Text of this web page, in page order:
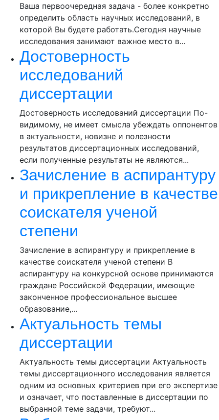
Ваша первоочередная задача - более конкретно
определить область научных исследований, в
которой Вы будете работать.Сегодня научные
исследования занимают важное место в...
Достоверность
исследований
диссертации
Достоверность исследований диссертации По-
видимому, не имеет смысла убеждать оппонентов
в актуальности, новизне и полезности
результатов диссертационных исследований,
если полученные результаты не являются...
Зачисление в аспирантуру
и прикрепление в качестве
соискателя ученой
степени
Зачисление в аспирантуру и прикрепление в
качестве соискателя ученой степени В
аспирантуру на конкурсной основе принимаются
граждане Российской Федерации, имеющие
законченное профессиональное высшее
образование,...
Актуальность темы
диссертации
Актуальность темы диссертации Актуальность
темы диссертационного исследования является
одним из основных критериев при его экспертизе
и означает, что поставленные в диссертации по
выбранной теме задачи, требуют...